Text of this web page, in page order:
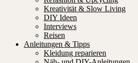
Kreativität & Slow Living
DIY Ideen
Interviews
Reisen
Anleitungen & Tipps
Kleidung reparieren